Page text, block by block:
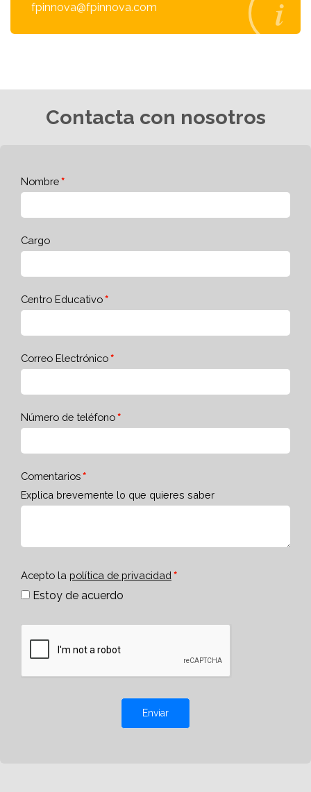
fpinnova@fpinnova.com
Contacta con nosotros
Nombre
Cargo
Centro Educativo
Correo Electrónico
Número de teléfono
Comentarios
Explica brevemente lo que quieres saber
Acepto la política de privacidad
Estoy de acuerdo
Enviar